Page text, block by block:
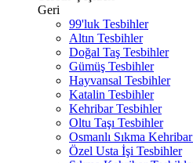
Geri
99'luk Tesbihler
Altın Tesbihler
Doğal Taş Tesbihler
Gümüş Tesbihler
Hayvansal Tesbihler
Katalin Tesbihler
Kehribar Tesbihler
Oltu Taşı Tesbihler
Osmanlı Sıkma
Özel Usta İşi Tesbihler